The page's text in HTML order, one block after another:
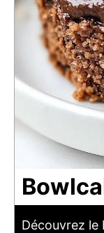
Découvrez le